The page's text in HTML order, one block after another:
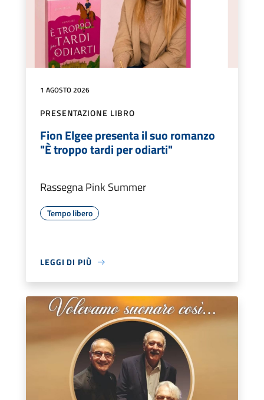
1 AGOSTO 2026
PRESENTAZIONE LIBRO
Fion Elgee presenta il suo romanzo
"È troppo tardi per odiarti"
Rassegna Pink Summer
Tempo libero
LEGGI DI PIÙ